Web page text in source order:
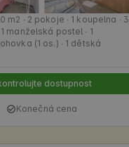
m2 ∙ 2 pokoje ∙ 1 koupelna ∙ 3
manželská postel ∙ 1
(1 os.) ∙ 1 dětská
dostupnost
Konečná cena